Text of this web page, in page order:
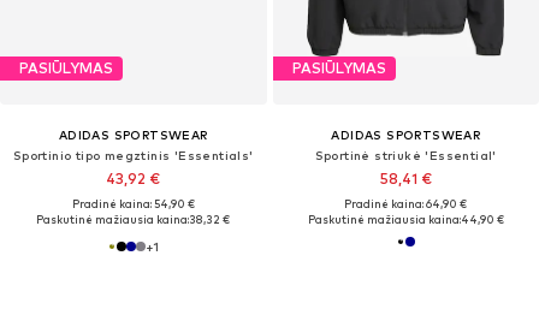
PASIŪLYMAS
ADIDAS SPORTSWEAR
Sportinio tipo megztinis 'Essentials'
43,92 €
Pradinė kaina: 54,90 €
Paskutinė mažiausia kaina:38,32 €
+1
PASIŪLYMAS
ADIDAS SPORTSWEAR
Sportinė striukė 'Essential'
58,41 €
Pradinė kaina: 64,90 €
Paskutinė mažiausia kaina:44,90 €